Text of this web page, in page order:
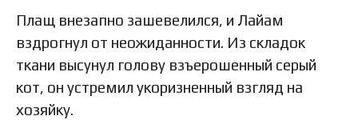
Плащ внезапно зашевелился, и Лайам
вздрогнул от неожиданности. Из складок
ткани высунул голову взъерошенный серый
кот, он устремил укоризненный взгляд на
хозяйку.